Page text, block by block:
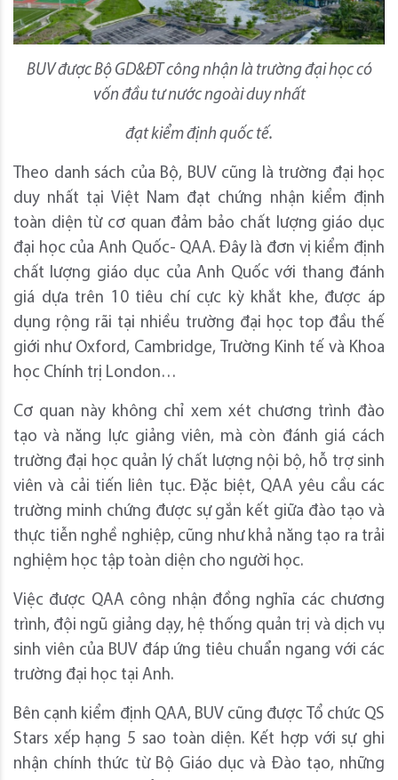
BUV được Bộ GD&ĐT công nhận là trường đại học có
vốn đầu tư nước ngoài duy nhất
đạt kiểm định quốc tế.
Theo danh sách của Bộ, BUV cũng là trường đại học
duy nhất tại Việt Nam đạt chứng nhận kiểm định
toàn diện từ cơ quan đảm bảo chất lượng giáo dục
đại học của Anh Quốc- QAA. Đây là đơn vị kiểm định
chất lượng giáo dục của Anh Quốc với thang đánh
giá dựa trên 10 tiêu chí cực kỳ khắt khe, được áp
dụng rộng rãi tại nhiều trường đại học top đầu thế
giới như Oxford, Cambridge, Trường Kinh tế và Khoa
học Chính trị London…
Cơ quan này không chỉ xem xét chương trình đào
tạo và năng lực giảng viên, mà còn đánh giá cách
trường đại học quản lý chất lượng nội bộ, hỗ trợ sinh
viên và cải tiến liên tục. Đặc biệt, QAA yêu cầu các
trường minh chứng được sự gắn kết giữa đào tạo và
thực tiễn nghề nghiệp, cũng như khả năng tạo ra trải
nghiệm học tập toàn diện cho người học.
Việc được QAA công nhận đồng nghĩa các chương
trình, đội ngũ giảng dạy, hệ thống quản trị và dịch vụ
sinh viên của BUV đáp ứng tiêu chuẩn ngang với các
trường đại học tại Anh.
Bên cạnh kiểm định QAA, BUV cũng được Tổ chức QS
Stars xếp hạng 5 sao toàn diện. Kết hợp với sự ghi
nhận chính thức từ Bộ Giáo dục và Đào tạo, những